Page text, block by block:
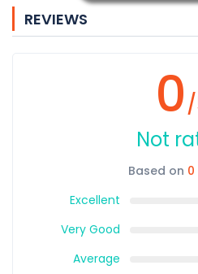
REVIEWS
0
Not
Based on 0
Excellent
Very Good
Average